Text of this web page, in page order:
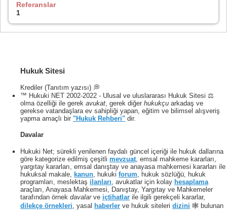
Referanslar
1
Hukuk Sitesi
Krediler (Tanıtım yazısı) 💭
™ Hukuki NET 2002-2022 - Ulusal ve uluslararası Hukuk Sitesi ⚖️
olma özelliği ile gerek avukat, gerek diğer hukukçu arkadaş ve
gerekse vatandaşlara ev sahipliği yapan, eğitim ve bilimsel alışveriş
yapma amaçlı bir "Hukuk Rehberi" dir.
Davalar
Hukuki Net; sürekli yenilenen faydalı güncel içeriği ile hukuk dallarına
göre kategorize edilmiş çeşitli mevzuat , emsal mahkeme kararları,
yargıtay kararları, emsal danıştay ve anayasa mahkemesi kararları ile
hukuksal makale, kanun , hukuki forum , hukuk sözlüğü, hukuk
programları, meslektaş ilanları , avukatlar için kolay hesaplama
araçları, Anayasa Mahkemesi, Danıştay, Yargıtay ve Mahkemeler
tarafından örnek davalarve içtihatlar ile ilgili gerekçeli kararlar,
dilekçe örnekleri , yasal haberler ve hukuk siteleri dizini 🕸 bulunan